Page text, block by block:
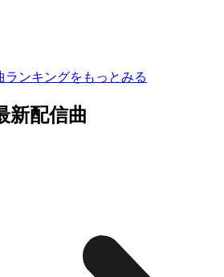
ランキングをもっとみる
新配信曲